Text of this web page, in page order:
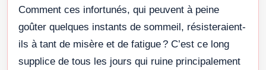
Comment ces infortunés, qui peuvent à peine
goûter quelques instants de sommeil, résisteraient-
ils à tant de misère et de fatigue ? C’est ce long
supplice de tous les jours qui ruine principalement